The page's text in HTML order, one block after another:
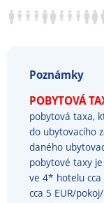
Poznámky
POBYTOVÁ
pobytová taxa,
do ubytovacího
daného
pobytové taxy
ve 4* hotelu
cca 5 EUR/